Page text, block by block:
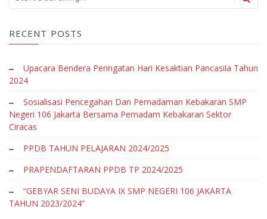
RECENT POSTS
Upacara Bendera Peringatan Hari Kesaktian Pancasila Tahun
2024
Sosialisasi Pencegahan Dan Pemadaman Kebakaran SMP
Negeri 106 Jakarta Bersama Pemadam Kebakaran Sektor
Ciracas
PPDB TAHUN PELAJARAN 2024/2025
PRAPENDAFTARAN PPDB TP 2024/2025
“GEBYAR SENI BUDAYA IX SMP NEGERI 106 JAKARTA
TAHUN 2023/2024”